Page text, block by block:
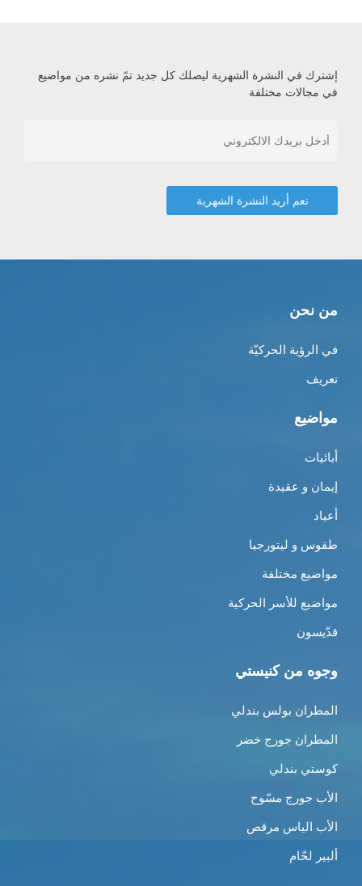
إشترك في النشرة الشهرية ليصلك كل جديد تمّ نشره من مواضيع
في مجالات مختلفة
من نحن
في الرؤية الحركيّة
تعريف
مواضيع
أبائيات
إيمان و عقيدة
أعياد
طقوس و ليتورجيا
مواضيع مختلفة
مواضيع للأسر الحركية
قدّيسون
وجوه من كنيستي
المطران بولس بندلي
المطران جورج خضر
كوستي بندلي
الأب جورج مسّوح
الأب الياس مرقص
ألبير لحّام